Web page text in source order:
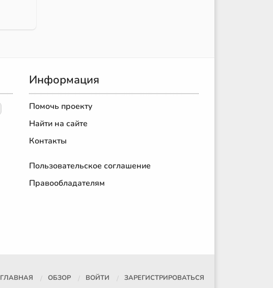
Информация
Помочь проекту
Найти на сайте
Контакты
Пользовательское соглашение
Правообладателям
ГЛАВНАЯ ОБЗОР ВОЙТИ ЗАРЕГИСТРИРОВАТЬСЯ